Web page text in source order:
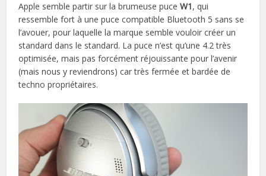
Apple semble partir sur la brumeuse puceW1, qui
ressemble fort à une puce compatible Bluetooth 5 sans se
l’avouer, pour laquelle la marque semble vouloir créer un
standard dans le standard. La puce n’est qu’une 4.2 très
optimisée, mais pas forcément réjouissante pour l’avenir
(mais nous y reviendrons) car très fermée et bardée de
techno propriétaires.